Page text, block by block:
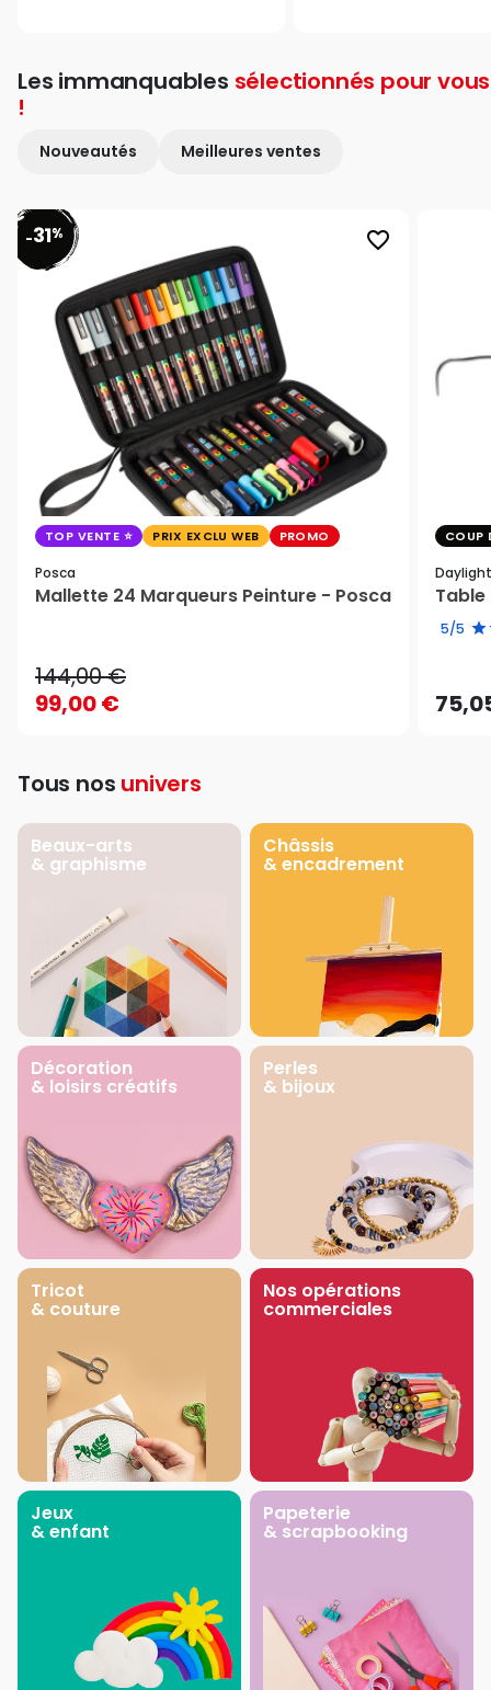
Les immanquables sélectionnés pour vous
!
Nouveautés Meilleures ventes
favorite_border
-31%
TOP VENTE PRIX EXCLU WEB PROMO
Posca
Mallette 24 Marqueurs Peinture - Posca
144,00 €
99,00 €
COUP
Daylight
Table
5/5
Tous nos univers
Beaux-arts
& graphisme
Châssis
& encadrement
Décoration
& loisirs créatifs
Perles
& bijoux
Tricot
& couture
Nos opérations
commerciales
Jeux
& enfant
Papeterie
& scrapbooking